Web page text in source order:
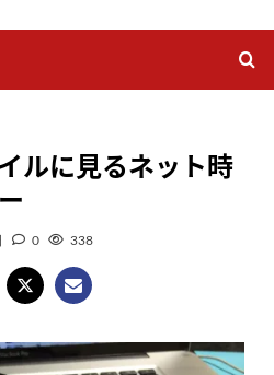
ルに見るネット時
0 338